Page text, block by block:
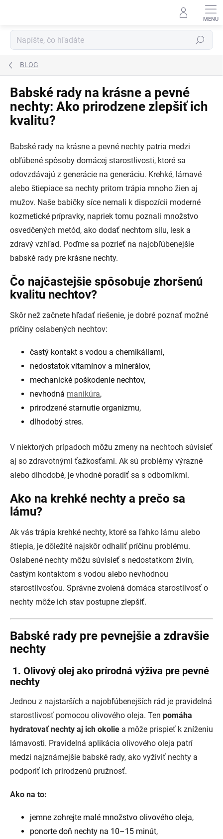
Hľadať
BLOG
Babské rady na krásne a pevné
nechty: Ako prirodzene zlepšiť ich
kvalitu?
Babské rady na krásne a pevné nechty patria medzi
obľúbené spôsoby domácej starostlivosti, ktoré sa
odovzdávajú z generácie na generáciu. Krehké, lámavé
alebo štiepiace sa nechty pritom trápia mnoho žien aj
mužov. Naše babičky síce nemali k dispozícii moderné
kozmetické prípravky, napriek tomu poznali množstvo
osvedčených metód, ako dodať nechtom silu, lesk a
zdravý vzhľad. Poďme sa pozrieť na najobľúbenejšie
babské rady pre krásne nechty.
Čo najčastejšie spôsobuje zhoršenú
kvalitu nechtov?
Skôr než začnete hľadať riešenie, je dobré poznať možné
príčiny oslabených nechtov:
častý kontakt s vodou a chemikáliami,
nedostatok vitamínov a minerálov,
mechanické poškodenie nechtov,
nevhodná manikúra,
prirodzené starnutie organizmu,
dlhodobý stres.
V niektorých prípadoch môžu zmeny na nechtoch súvisieť
aj so zdravotnými ťažkosťami. Ak sú problémy výrazné
alebo dlhodobé, je vhodné poradiť sa s odborníkmi.
Ako na krehké nechty a prečo sa
lámu?
Ak vás trápia krehké nechty, ktoré sa ľahko lámu alebo
štiepia, je dôležité najskôr odhaliť príčinu problému.
Oslabené nechty môžu súvisieť s nedostatkom živín,
častým kontaktom s vodou alebo nevhodnou
starostlivosťou. Správne zvolená domáca starostlivosť o
nechty môže ich stav postupne zlepšiť.
Babské rady pre pevnejšie a zdravšie
nechty
1. Olivový olej ako prírodná výživa pre pevné
nechty
Jednou z najstarších a najobľúbenejších rád je pravidelná
starostlivosť pomocou olivového oleja. Ten pomáha
hydratovať nechty aj ich okolie a môže prispieť k zníženiu
lámavosti. Pravidelná aplikácia olivového oleja patrí
medzi najznámejšie babské rady, ako vyživiť nechty a
podporiť ich prirodzenú pružnosť.
Ako na to:
jemne zohrejte malé množstvo olivového oleja,
ponorte doň nechty na 10–15 minút,